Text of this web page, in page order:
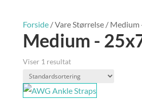
Forside/ Vare Størrelse / Medium
Medium -
Viser 1 resultat